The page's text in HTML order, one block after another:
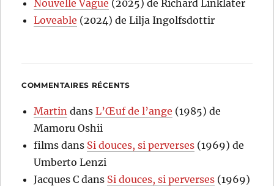
Nouvelle Vague (2025) de Richard Linklater
Loveable (2024) de Lilja Ingolfsdottir
COMMENTAIRES RÉCENTS
Martin dansL’Œuf de l’ange (1985) de
Mamoru Oshii
films dans Si douces, si perverses (1969) de
Umberto Lenzi
Jacques C dans Si douces, si perverses (1969)